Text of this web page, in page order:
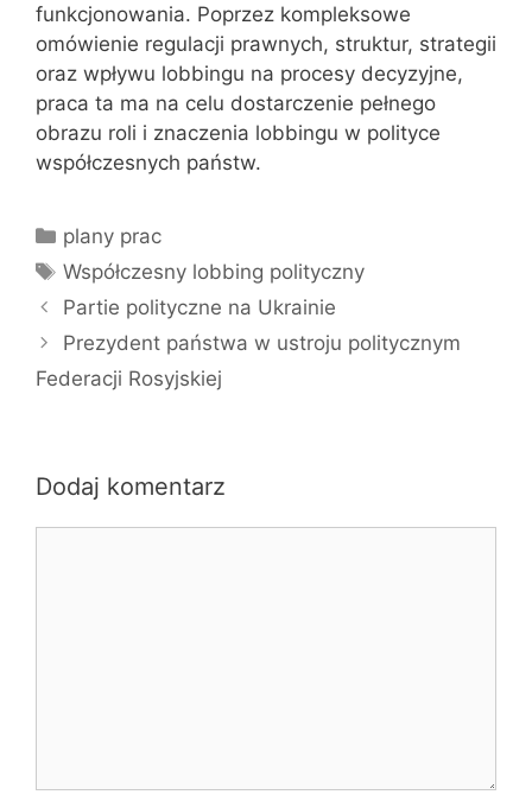
funkcjonowania. Poprzez kompleksowe
omówienie regulacji prawnych, struktur, strategii
oraz wpływu lobbingu na procesy decyzyjne,
praca ta ma na celu dostarczenie pełnego
obrazu roli i znaczenia lobbingu w polityce
współczesnych państw.
Kategorie
plany prac
Tagi
Współczesny lobbing polityczny
Partie polityczne na Ukrainie
Prezydent państwa w ustroju politycznym
Federacji Rosyjskiej
Dodaj komentarz